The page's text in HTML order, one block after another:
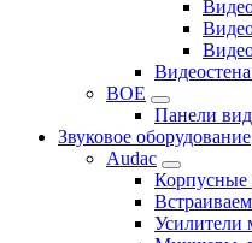
BOE
Панели
Звуковое оборудование
Audac
Корпусные
Усилители